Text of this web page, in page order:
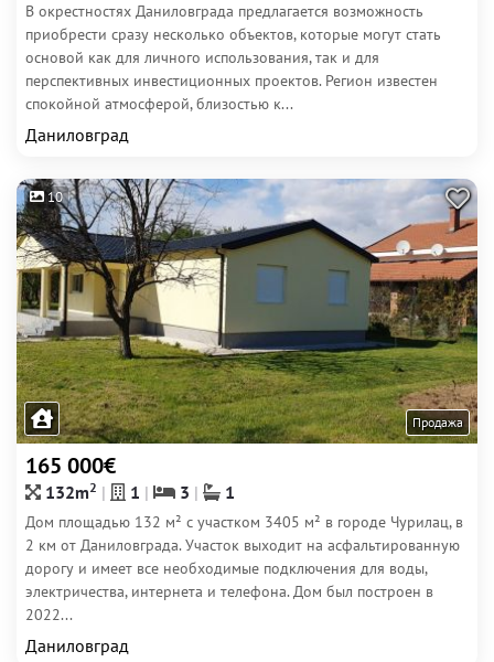
В окрестностях Даниловграда предлагается возможность
приобрести сразу несколько объектов, которые могут стать
основой как для личного использования, так и для
перспективных инвестиционных проектов. Регион известен
спокойной атмосферой, близостью к...
Даниловград
10
Продажа
165 000€
132m2 1 3 1
Дом площадью 132 м² с участком 3405 м² в городе Чурилац, в
2 км от Даниловграда. Участок выходит на асфальтированную
дорогу и имеет все необходимые подключения для воды,
электричества, интернета и телефона. Дом был построен в
2022...
Даниловград